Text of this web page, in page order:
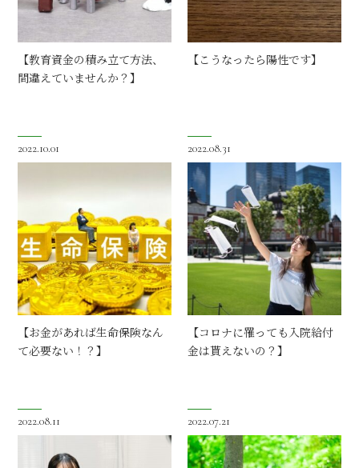
【教育資金の積み立て方法、
間違えていませんか？】
【こうなったら陽性です】
2022.10.01
【お金があれば生命保険なん
て必要ない！？】
2022.08.31
【コロナに罹っても入院給付
金は貰えないの？】
2022.08.11 2022.07.21